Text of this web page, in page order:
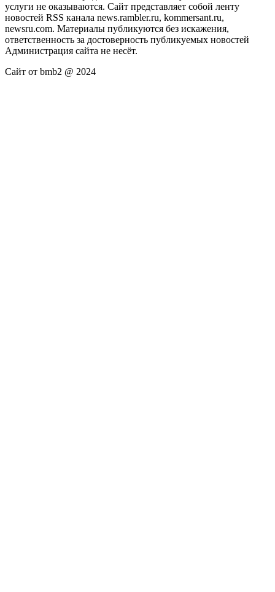
услуги не оказываются. Сайт представляет собой ленту
новостей RSS канала news.rambler.ru, kommersant.ru,
newsru.com. Материалы публикуются без искажения,
ответственность за достоверность публикуемых новостей
Администрация сайта не несёт.
Сайт от bmb2 @ 2024